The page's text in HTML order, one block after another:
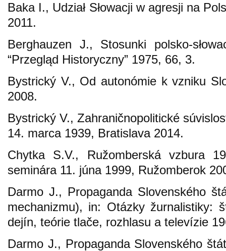
Baka I., Udział Słowacji w agresji na
2011.
Berghauzen J., Stosunki polsko-
“Przegląd Historyczny” 1975, 66, 3.
Bystrický V., Od autonómie k vzniku
2008.
Bystrický V., Zahraničnopolitické
14. marca 1939, Bratislava 2014.
Chytka S.V., Ružomberská vzbura
seminára 11. júna 1999, Ružomberok
Darmo J., Propaganda Slovenského
mechanizmu), in: Otázky žurnalistiky:
dejín, teórie tlače, rozhlasu a televízie
Darmo J., Propaganda Slovenského